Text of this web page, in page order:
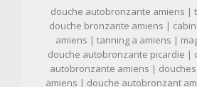
douche autobronzante amiens |
douche bronzante amiens |
amiens | tanning a amiens |
douche autobronzante picardie |
autobronzante amiens |
amiens | douche autobronzant